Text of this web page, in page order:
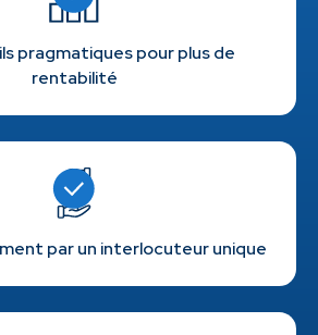
pragmatiques pour plus de
rentabilité
par un interlocuteur unique